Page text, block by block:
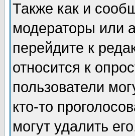
Также как и
модераторы или
перейдите к
относится к
пользователи
кто-то
могут удалить